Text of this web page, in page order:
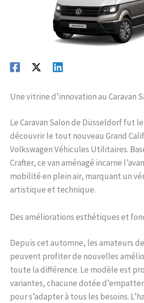
Une vitrine d’innovation au Caravan
Le Caravan Salon de Düsseldorf fut
découvrir le tout nouveau Grand
Volkswagen Véhicules Utilitaires.
Crafter, ce van aménagé incarne
mobilité en plein air, marquant un
artistique et technique.
Des améliorations esthétiques et
Depuis cet automne, les amateurs
peuvent profiter de nouvelles
toute la différence. Le modèle est
variantes, chacune dotée
pour s’adapter à tous les besoins.